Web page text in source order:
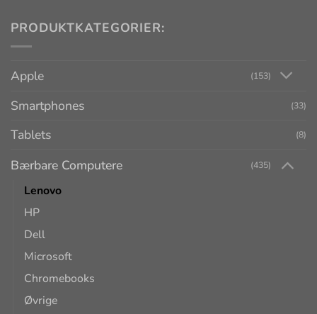
PRODUKTKATEGORIER:
Apple (153)
Smartphones (33)
Tablets (8)
Bærbare Computere (435)
Lenovo
HP
Dell
Microsoft
Chromebooks
Øvrige